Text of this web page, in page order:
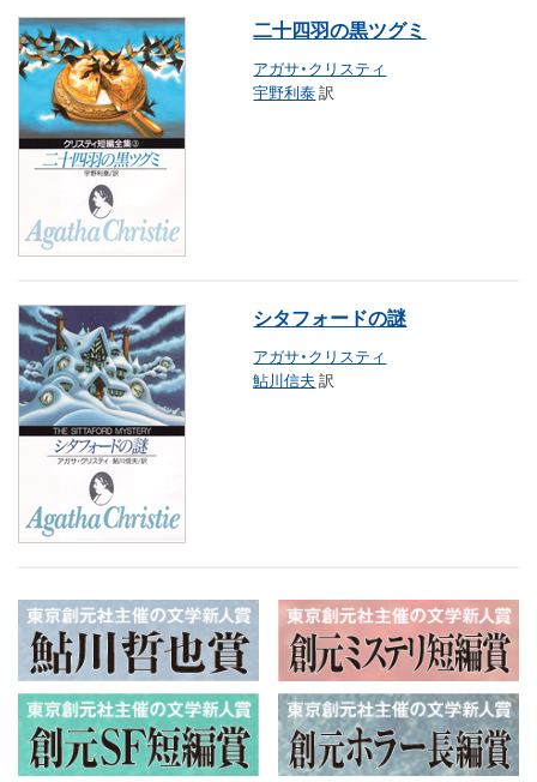
二十四羽の黒ツグミ
アガサ・クリスティ
宇野利泰訳
シタフォードの謎
アガサ・クリスティ
鮎川信夫 訳